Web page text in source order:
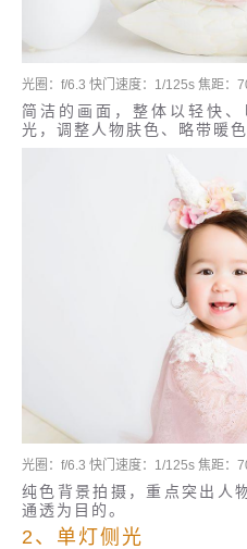
光圈：f/6.3 快门速度：1/125s 焦距：
简洁的画面，整体以轻快
光，调整人物肤色、略带暖
光圈：f/6.3 快门速度：1/125s 焦距：
纯色背景拍摄，重点突出人
通透为目的。
2、单灯侧光